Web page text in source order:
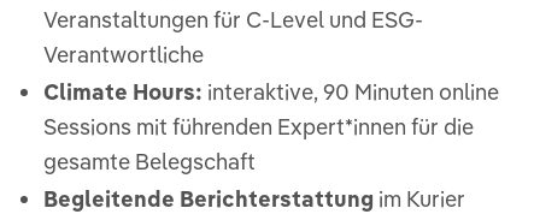
Veranstaltungen für C-Level und ESG-
Verantwortliche
Climate Hours: interaktive, 90 Minuten online
Sessions mit führenden Expert*innen für die
gesamte Belegschaft
Begleitende Berichterstattung im Kurier